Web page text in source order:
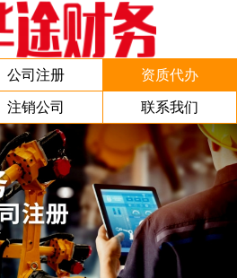
公司注册 资质代办
注销公司 联系我们